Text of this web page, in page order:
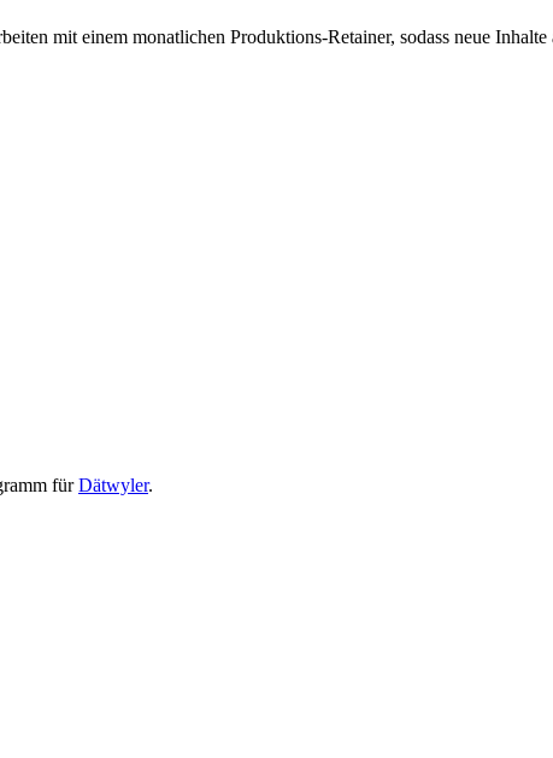
mit einem monatlichen Produktions-Retainer, sodass neue
für Dätwyler.